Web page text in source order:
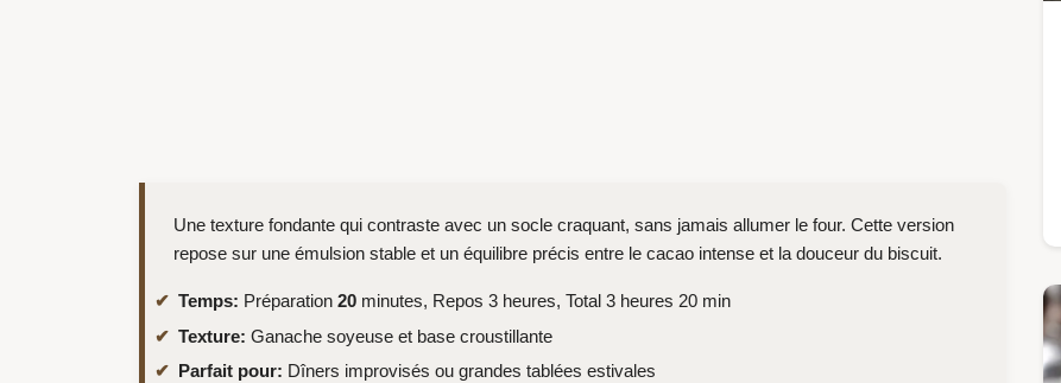
Une texture fondante qui contraste avec un socle craquant, sans jamais allumer le four. Cette version
repose sur une émulsion stable et un équilibre précis entre le cacao intense et la douceur du biscuit.
Temps: Préparation 20 minutes, Repos 3 heures, Total 3 heures 20 min
Texture: Ganache soyeuse et base croustillante
Parfait pour: Dîners improvisés ou grandes tablées estivales